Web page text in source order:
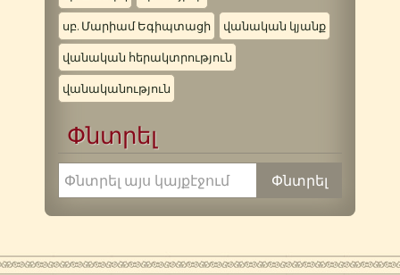
սբ. Մարիամ Եգիպտացի վանական կյանք
վանական հերակտրություն
վանականություն
Փնտրել